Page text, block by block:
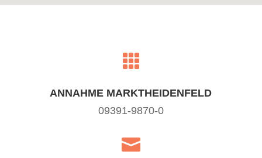

ANNAHME MARKTHEIDENFELD
09391-9870-0
